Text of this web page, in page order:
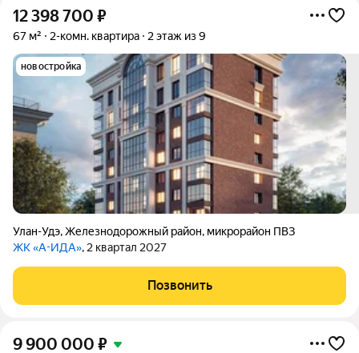
12 398 700 ₽
67 м² 2-комн. квартира 2 этаж из 9
новостройка
Улан-Удэ,Железнодорожный район, микрорайон ПВЗ
ЖК «А-ИДА», 2 квартал 2027
Позвонить
9 900 000 ₽